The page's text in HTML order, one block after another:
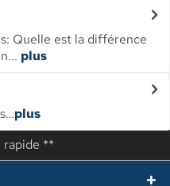
Quelle est la différence
plus
plus
rapide **